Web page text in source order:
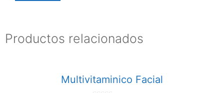
Productos relacionados
Multivitaminico Facial